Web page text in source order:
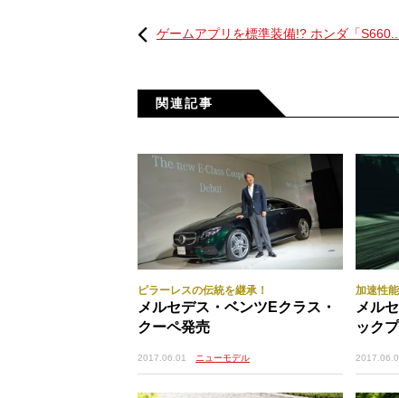
サスペンションにはレーシングテクノ
ック・サスペンション・スプール・バ
っており、パッケージ価格7500ドル（
ゲームアプリを標準装備!? ホンダ「S660...
関連記事
ピラーレスの伝統を継承！
メルセデス・ベンツEクラス・
クーペ発売
2017.06.01 ニューモデル
加速性
メル
ック